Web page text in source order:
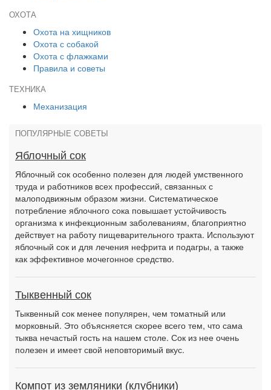
ОХОТА
Охота на хищников
Охота с собакой
Охота с флажками
Правила и советы
ТЕХНИКА
Механизация
ПОПУЛЯРНЫЕ СОВЕТЫ
Яблочный сок
Яблочный сок особенно полезен для людей умственного
труда и работников всех профессий, связанных с
малоподвижным образом жизни. Систематическое
потребление яблочного сока повышает устойчивость
организма к инфекционным заболеваниям, благоприятно
действует на работу пищеварительного тракта. Используют
яблочный сок и для лечения нефрита и подагры, а также
как эффективное мочегонное средство.
Тыквенный сок
Тыквенный сок менее популярен, чем томатный или
морковный. Это объясняется скорее всего тем, что сама
тыква нечастый гость на нашем столе. Сок из нее очень
полезен и имеет свой неповторимый вкус.
Компот из земляники (клубники)